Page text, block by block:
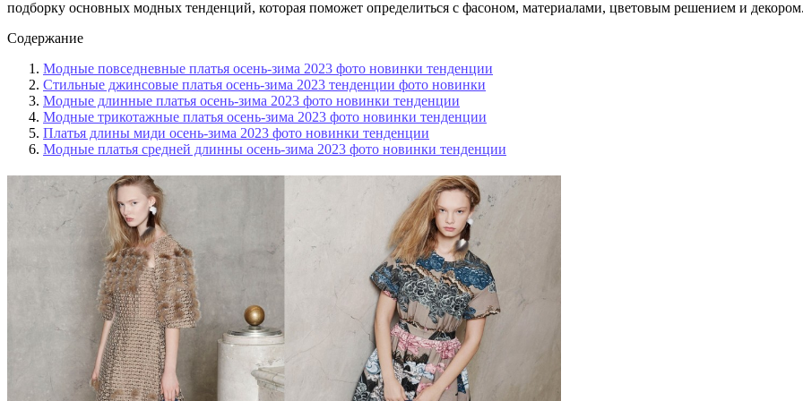
подборку основных модных тенденций, которая поможет определиться с фасоном, материалами, цветовым решением и
Содержание
Модные повседневные платья осень-зима 2023 фото новинки тенденции
Стильные джинсовые платья осень-зима 2023 тенденции фото новинки
Модные длинные платья осень-зима 2023 фото новинки тенденции
Модные трикотажные платья осень-зима 2023 фото новинки тенденции
Платья длины миди осень-зима 2023 фото новинки тенденции
Модные платья средней длинны осень-зима 2023 фото новинки тенденции